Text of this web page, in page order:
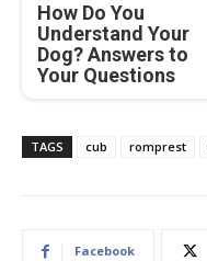
How Do You
Understand Your
Dog? Answers to
Your Questions
TAGS cub romprest
Facebook